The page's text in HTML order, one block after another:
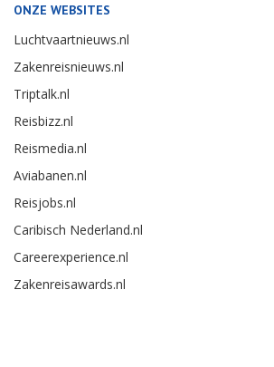
ONZE WEBSITES
Luchtvaartnieuws.nl
Zakenreisnieuws.nl
Triptalk.nl
Reisbizz.nl
Reismedia.nl
Aviabanen.nl
Reisjobs.nl
Caribisch Nederland.nl
Careerexperience.nl
Zakenreisawards.nl